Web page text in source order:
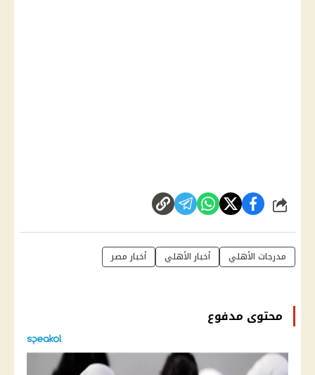
شارك
مدرجات الأهلي أخبار الأهلي أخبار مصر
محتوى مدفوع